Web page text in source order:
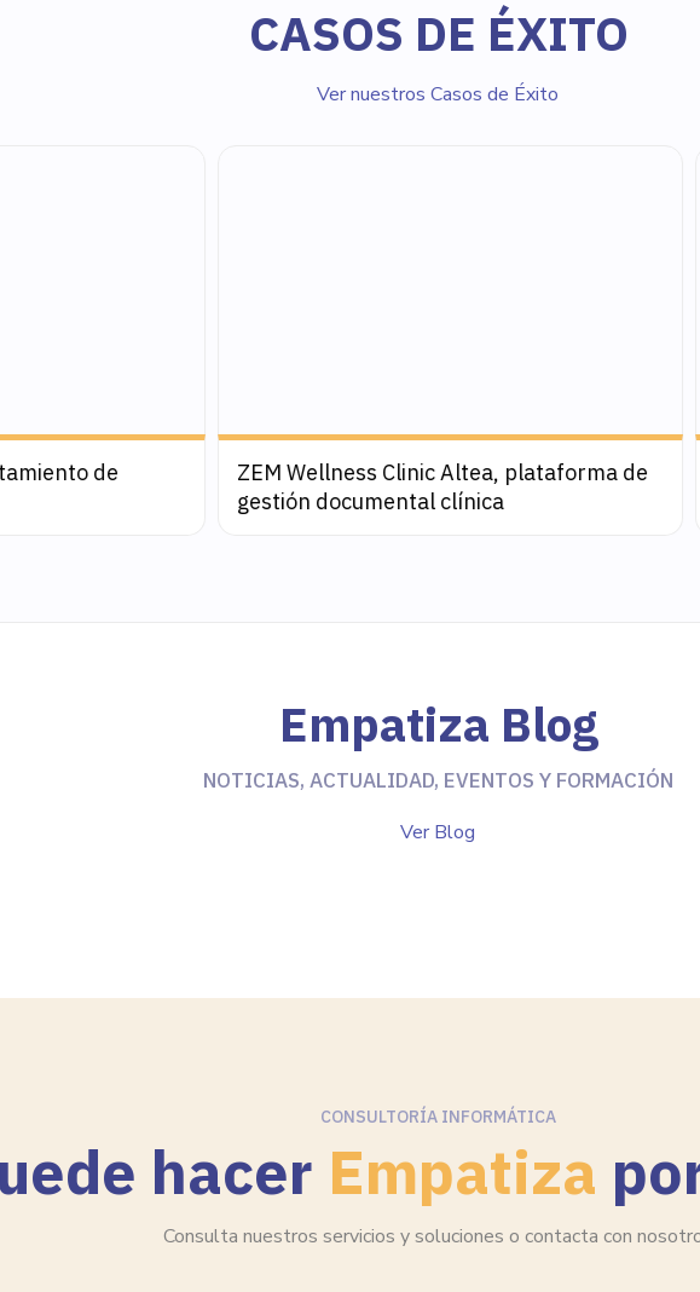
CASOS DE ÉXITO
Ver nuestros Casos de Éxito
WiFi
Drizoro, migración de máquinas virtuales a
Microsoft Azure
Empatiza Blog
NOTICIAS, ACTUALIDAD, EVENTOS Y FORMACIÓN
Ver Blog
CONSULTORÍA INFORMÁTICA
hacer Empatiza
Consulta nuestros servicios y soluciones o contacta con